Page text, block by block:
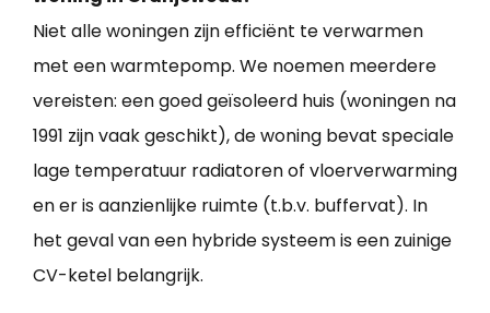
Niet alle woningen zijn efficiënt te verwarmen
met een warmtepomp. We noemen meerdere
vereisten: een goed geïsoleerd huis (woningen na
1991 zijn vaak geschikt), de woning bevat speciale
lage temperatuur radiatoren of vloerverwarming
en er is aanzienlijke ruimte (t.b.v. buffervat). In
het geval van een hybride systeem is een zuinige
CV-ketel belangrijk.